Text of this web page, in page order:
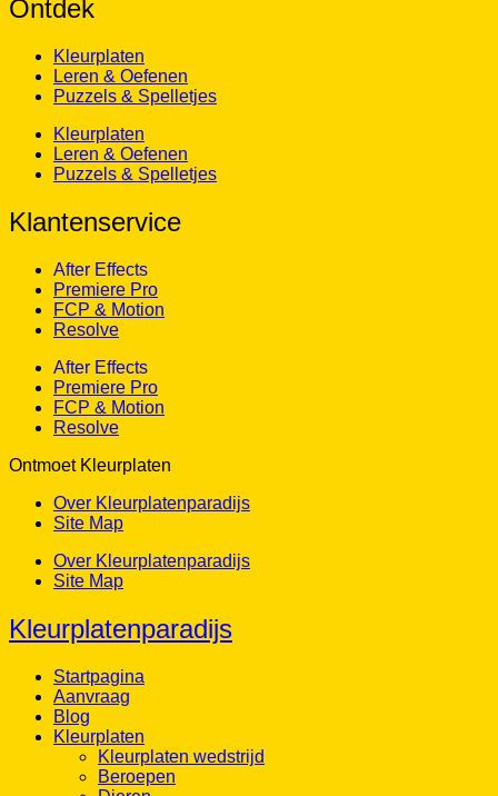
Leren & Oefenen
Puzzels & Spelletjes
Kleurplaten
Leren & Oefenen
Puzzels & Spelletjes
Klantenservice
Premiere Pro
FCP & Motion
Resolve
After Effects
Premiere Pro
FCP & Motion
Resolve
Ontmoet Kleurplaten
Over Kleurplatenparadijs
Site Map
Over Kleurplatenparadijs
Site Map
Kleurplatenparadijs
Startpagina
Aanvraag
Blog
Kleurplaten
Kleurplaten wedstrijd
Beroepen
Dieren
Dinosaurus